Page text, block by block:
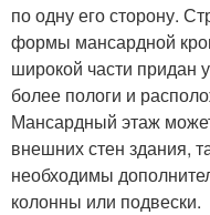
по одну его сторону.
формы мансардной
широкой части придан
более пологи и
Мансардный этаж
внешних стен здания,
необходимы
колонны или подвески.